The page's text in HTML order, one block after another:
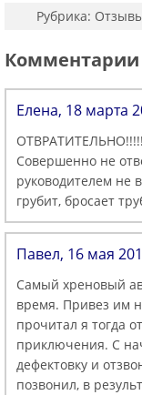
Рубрика:
Комментарии
Елена, 18 марта
Совершенно не
руководителем не
грубит, бросает
Павел, 16 мая
Самый хреновый
время. Привез им
прочитал я тогда
приключения. С
дефектовку и
позвонил, в